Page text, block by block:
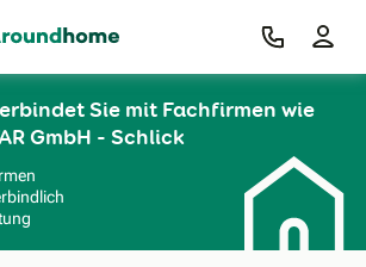
Zum Hauptinhalt
Sie mit Fachfirmen wie
GmbH - Schlick